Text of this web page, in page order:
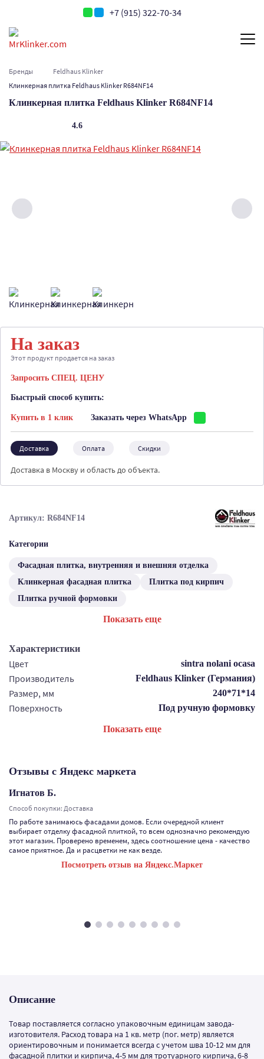
+7 (915) 322-70-34
Бренды
Feldhaus Klinker
Клинкерная плитка Feldhaus Klinker R684NF14
Клинкерная плитка Feldhaus Klinker R684NF14
4.6
Артикул: R684NF14
Категории
Фасадная плитка, внутренняя и внешняя отделка
Клинкерная фасадная плитка
Плитка под кирпич
Плитка ручной формовки
Показать еще
Характеристики
Цвет sintra nolani ocasa
Производитель Feldhaus Klinker (Германия)
Размер, мм 240*71*14
Поверхность Под ручную формовку
Показать еще
На заказ
Этот продукт продается на заказ
Запросить СПЕЦ. ЦЕНУ
Быстрый способ купить:
Купить в 1 клик Заказать через WhatsApp
Доставка Оплата Скидки
Доставка в Москву и область до объекта.
Отзывы с Яндекс маркета
Игнатов Б.
Способ покупки: Доставка
По работе занимаюсь фасадами домов. Если очередной клиент
выбирает отделку фасадной плиткой, то всем однозначно рекомендую
этот магазин. Проверено временем, здесь соотношение цена - качество
самое приятное. Да и расцветки не как везде.
Посмотреть отзыв на Яндекс.Маркет
Описание
Товар поставляется согласно упаковочным единицам завода-
изготовителя. Расход товара на 1 кв. метр (пог. метр) является
ориентировочным и понимается всегда с учетом шва 10-12 мм для
фасадной плитки и кирпича, 4-5 мм для тротуарного кирпича, 6-8